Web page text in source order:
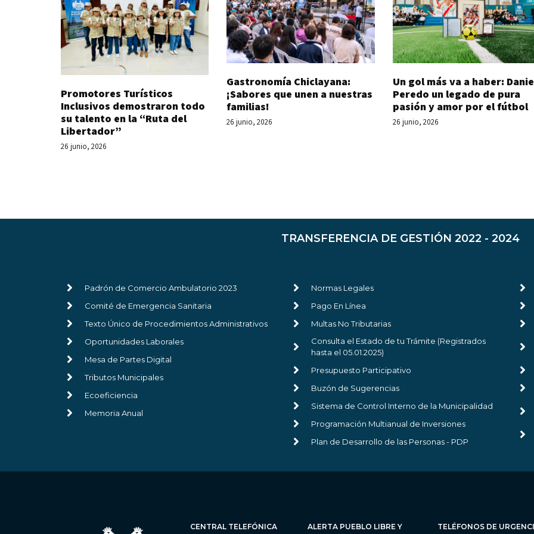
Promotores Turísticos
Inclusivos demostraron todo
su talento en la “Ruta del
Libertador”
26 junio, 2026
Gastronomía Chiclayana:
¡Sabores que unen a nuestras
familias!
26 junio, 2026
Un gol más va a haber:
Peredo un legado de pura
pasión y amor por el fútbol
26 junio, 2026
TRANSFERENCIA DE GESTIÓN 2022 - 2024
Padrón de Comercio Ambulatorio 2023
Comité de Emergencia Sanitaria
Texto Único de Procedimientos Administrativos
Oportunidades Laborales
Mesa de Partes Digital
Tributos Municipales
Ecoeficiencia
Memoria Anual
Normas Legales
Pago En Línea
Multas No Tributarias
Consulta el Estado de tu Trámite (Registrados
hasta el 05.01.2025)
Presupuesto Participativo
Buzón de Sugerencias
Sistema de Control Interno de la Municipalidad
Programación Multianual de Inversiones
Plan de Desarrollo de las Personas - PDP
CENTRAL TELEFÓNICA ALERTA PUEBLO LIBRE Y TELÉFONOS DE